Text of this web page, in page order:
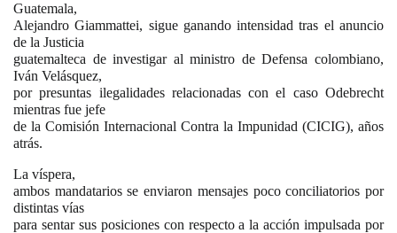
Guatemala,
Alejandro Giammattei, sigue ganando intensidad tras el anuncio
de la Justicia
guatemalteca de investigar al ministro de Defensa colombiano,
Iván Velásquez,
por presuntas ilegalidades relacionadas con el caso Odebrecht
mientras fue jefe
de la Comisión Internacional Contra la Impunidad (CICIG), años
atrás.
La víspera,
ambos mandatarios se enviaron mensajes poco conciliatorios por
distintas vías
para sentar sus posiciones con respecto a la acción impulsada por